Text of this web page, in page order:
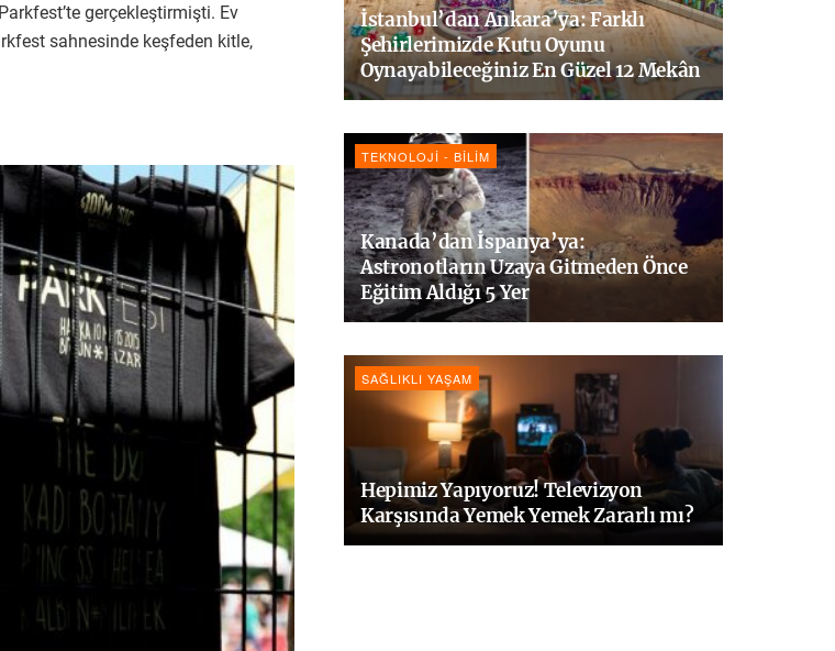
gerçekleştirmişti. Ev
sahnesinde keşfeden kitle,
İstanbul’dan Ankara’ya: Farklı
Şehirlerimizde Kutu Oyunu
Oynayabileceğiniz En Güzel 12 Mekân
TEKNOLOJI - BILIM
Kanada’dan İspanya’ya:
Astronotların Uzaya Gitmeden Önce
Eğitim Aldığı 5 Yer
SAĞLIKLI YAŞAM
Hepimiz Yapıyoruz! Televizyon
Karşısında Yemek Yemek Zararlı mı?